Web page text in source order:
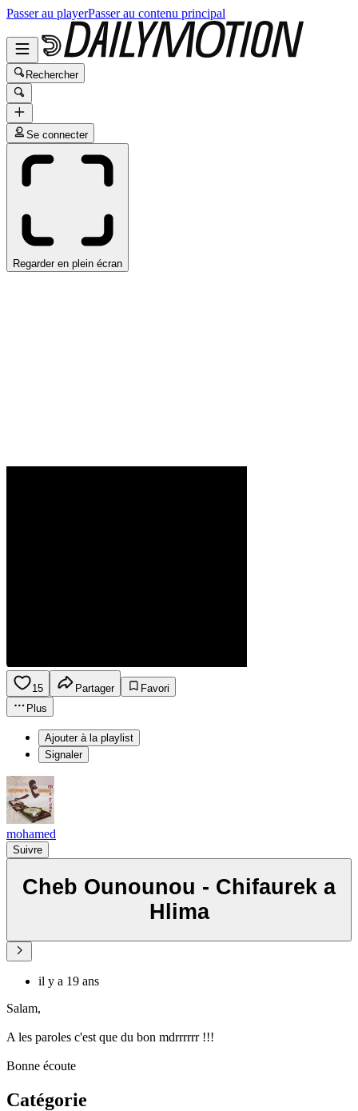
Passer au playerPasser au contenu principal
Rechercher
Se connecter
Regarder en plein écran
15 Partager
Favori
Plus
Ajouter à la playlist
Signaler
mohamed
Suivre
Cheb Ounounou - Chifaurek a
Hlima
il y a 19 ans
Salam,
A les paroles c'est que du bon mdrrrrrr !!!
Bonne écoute
Catégorie